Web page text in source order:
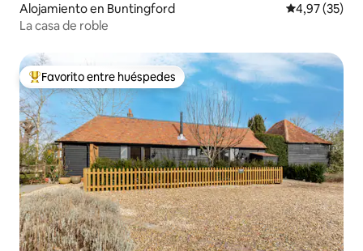
Alojamiento en Buntingford Calificación
4,97 (35)
La casa de roble
Favorito entre los huéspedes más destacados
Favorito entre huéspedes